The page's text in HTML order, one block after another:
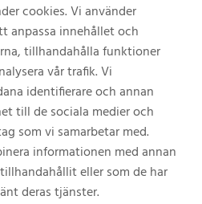
cookies. Vi använder
anpassa innehållet och
tillhandahålla funktioner
vår trafik. Vi
identifierare och annan
till de sociala medier och
som vi samarbetar med.
informationen med annan
eller som de har
deras tjänster.